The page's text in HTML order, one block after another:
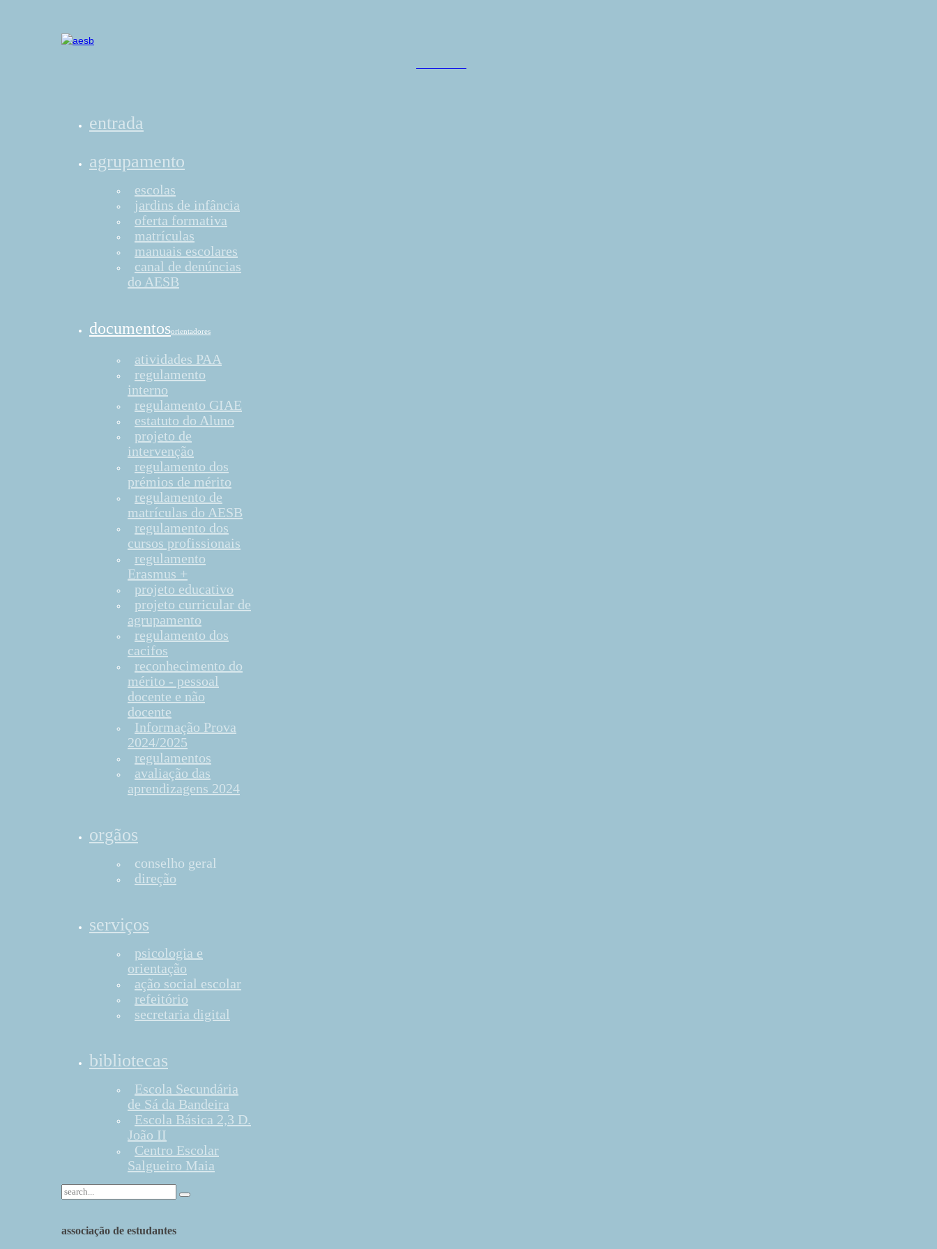
entrada
agrupamento
escolas
jardins de infância
oferta formativa
matrículas
manuais escolares
canal de denúncias
do AESB
documentosorientadores
atividades PAA
regulamento
interno
regulamento GIAE
estatuto do Aluno
projeto de
intervenção
regulamento dos
prémios de mérito
regulamento de
matrículas do AESB
regulamento dos
cursos profissionais
regulamento
Erasmus +
projeto educativo
projeto curricular de
agrupamento
regulamento dos
cacifos
reconhecimento do
mérito - pessoal
docente e não
docente
Informação Prova
2024/2025
regulamentos
avaliação das
aprendizagens 2024
orgãos
conselho geral
direção
serviços
psicologia e
orientação
ação social escolar
refeitório
secretaria digital
bibliotecas
Escola Secundária
de Sá da Bandeira
Escola Básica 2,3 D.
João II
Centro Escolar
Salgueiro Maia
associação de estudantes